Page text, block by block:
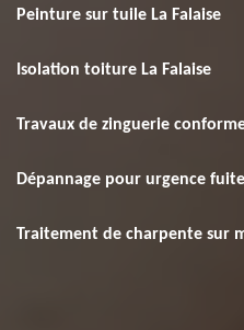
Peinture sur tuile La Falaise
Isolation toiture La Falaise
Travaux de zinguerie
Dépannage pour urgence
Traitement de charpente sur